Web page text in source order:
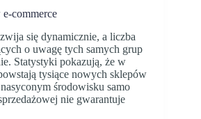
commerce
się dynamicznie, a liczba
o uwagę tych samych grup
Statystyki pokazują, że w
tysiące nowych sklepów
środowisku samo
nie gwarantuje